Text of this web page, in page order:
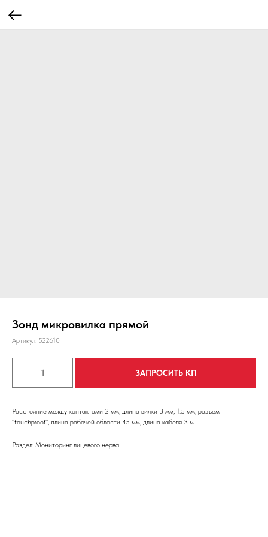
Зонд микровилка прямой
Артикул: 522610
ЗАПРОСИТЬ КП
Расстояние между контактами 2 мм, длина вилки 3 мм, 1.5 мм, разъем
"touchproof", длина рабочей области 45 мм, длина кабеля 3 м
Раздел: Мониторинг лицевого нерва